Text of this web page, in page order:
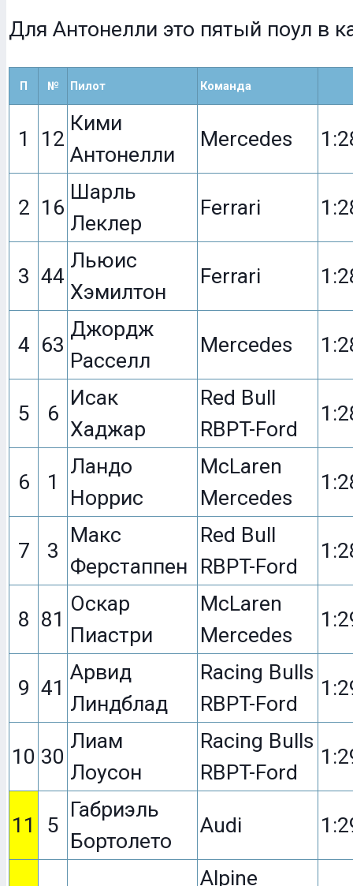
Для Антонелли это пятый поул в
П № Пилот Команда
1 12
Кими
Антонелли
Mercedes
2 16
Шарль
Леклер
Ferrari
3 44
Льюис
Хэмилтон
Ferrari
4 63
Джордж
Расселл
Mercedes
5 6
Исак
Хаджар
Red Bull
RBPT-Ford
6 1
Ландо
Норрис
McLaren
Mercedes
7 3
Макс
Ферстаппен
Red Bull
RBPT-Ford
8 81
Оскар
Пиастри
McLaren
Mercedes
9 41
Арвид
Линдблад
Racing Bulls
RBPT-Ford
10 30
Лиам
Лоусон
Racing Bulls
RBPT-Ford
11 5
Габриэль
Бортолето
Audi
Alpine